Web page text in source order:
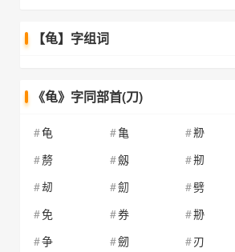
【龟】字组词
《龟》字同部首(刀)
龟 亀 剙
剺
劔 剏
刼
劎 劈
免
券 刱
争
劒 刃